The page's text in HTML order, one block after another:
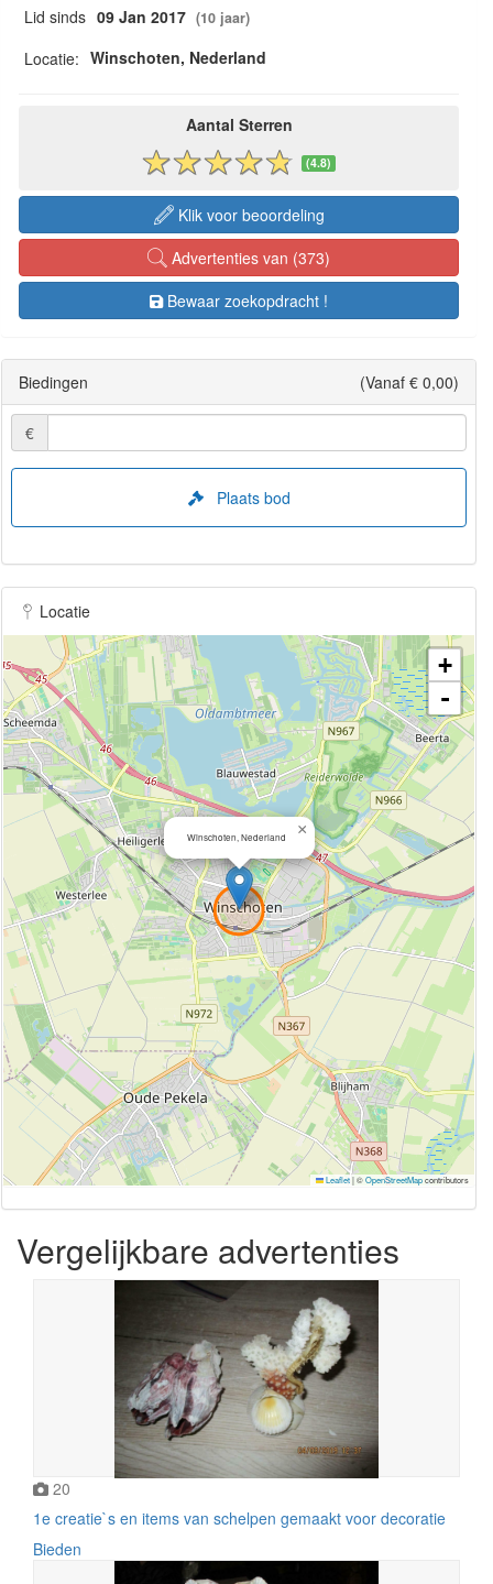
Lid sinds 09 Jan 2017 (10 jaar)
Locatie: Winschoten, Nederland
Aantal Sterren
(4.8)
Klik voor beoordeling
Advertenties van (373)
Bewaar zoekopdracht !
Biedingen (Vanaf € 0,00)
€
Plaats bod
Locatie
Winschoten, Nederland ×
+
-
Leaflet|©OpenStreetMapcontributors
Vergelijkbare advertenties
20
1e creatie`s en items van schelpen gemaakt voor decoratie
Bieden